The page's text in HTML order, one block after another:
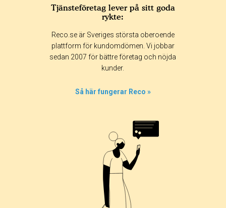
Tjänsteföretag lever på sitt goda
rykte:
Reco.se är Sveriges största oberoende
plattform för kundomdömen. Vi jobbar
sedan 2007 för bättre företag och nöjda
kunder.
Så här fungerar Reco »